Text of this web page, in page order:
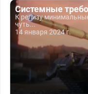
Системные
К релизу
чуть...
14 января 2024 г.